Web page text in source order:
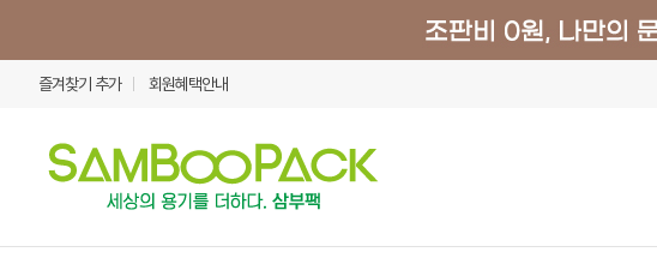
즐겨찾기 추가 회원혜택안내